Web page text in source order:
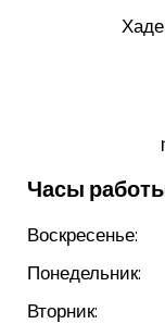
Часы
Понедельник:
Вторник: